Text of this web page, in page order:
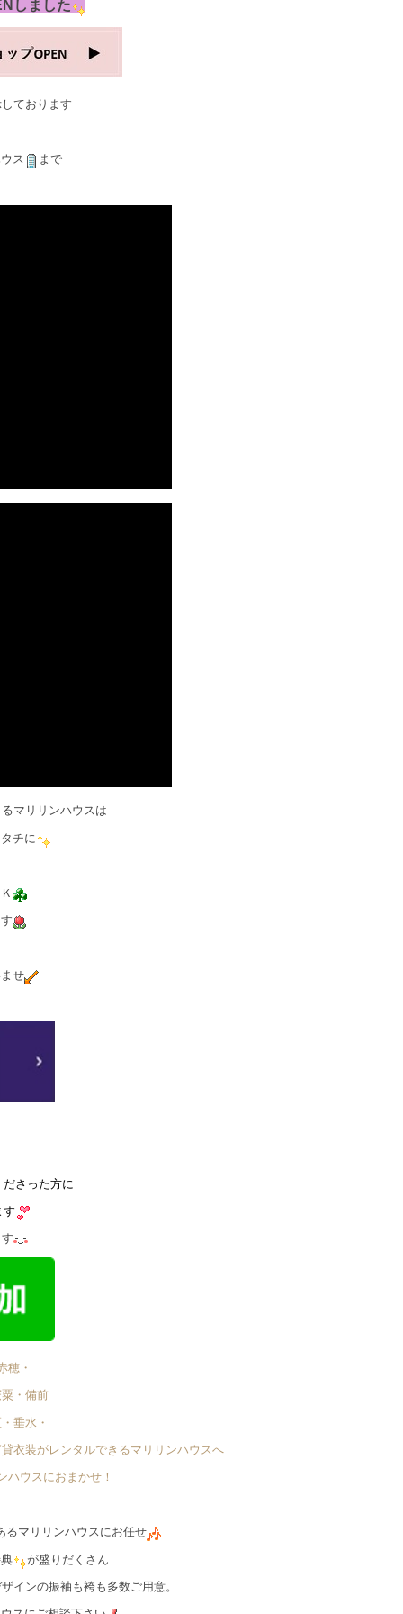
しました
ております
ス まで
マリリンハウスは
チに
せ
さった方に
す
穂・
・備前
垂水・
衣装がレンタルできるマリリンハウスへ
ハウスにおまかせ！
るマリリンハウスにお任せ
が盛りだくさん
インの振袖も袴も多数ご用意。